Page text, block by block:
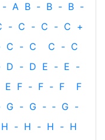
- A B - B - B -
- C - C - C +
C - C C - C
D - D E - E -
E F - F - F
F
G - G - ‐ G -
H - H - H - H